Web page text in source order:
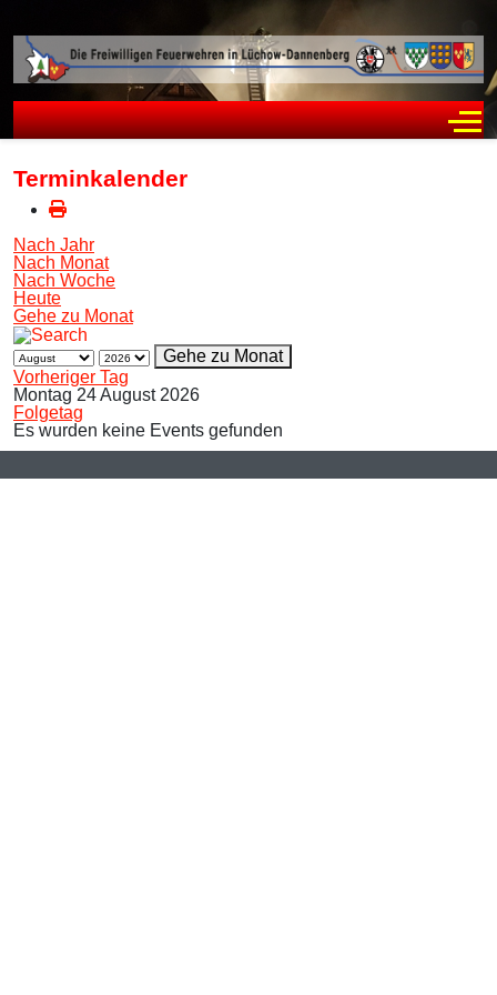
Terminkalender
Nach Jahr
Nach Monat
Nach Woche
Heute
Gehe zu Monat
Gehe zu Monat
Vorheriger Tag
Montag 24 August 2026
Folgetag
Es wurden keine Events gefunden